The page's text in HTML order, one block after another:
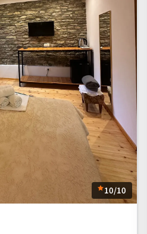
10/10